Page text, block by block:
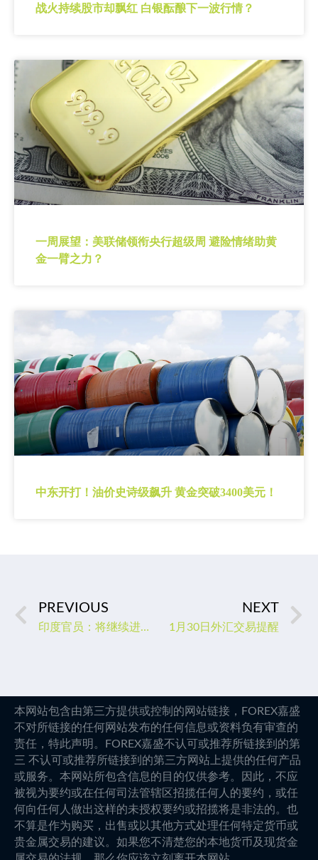
战火持续股市却飘红 白银酝酿下一波行情？
一周展望：美联储领衔央行超级周 避险情绪助黄
金一臂之力？
中东开打！油价史诗级飙升 黄金突破3400美元！
PREVIOUS
印度官员：将继续进口俄油 双方正研究使用本币交易
NEXT
1月30日外汇交易提醒
本网站包含由第三方提供或控制的网站链接，FOREX嘉盛
不对所链接的任何网站发布的任何信息或资料负有审查的
责任，特此声明。FOREX嘉盛不认可或推荐所链接到的第
三 不认可或推荐所链接到的第三方网站上提供的任何产品
或服务。本网站所包含信息的目的仅供参考。因此，不应
被视为要约或在任何司法管辖区招揽任何人的要约，或任
何向任何人做出这样的未授权要约或招揽将是非法的。也
不算是作为购买，出售或以其他方式处理任何特定货币或
贵金属交易的建议。如果您不清楚您的本地货币及现货金